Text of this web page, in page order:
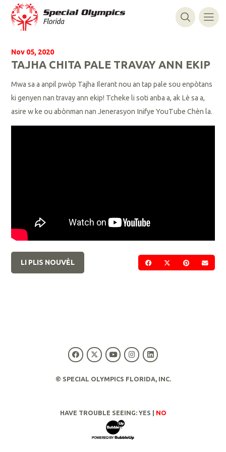
Nov 05, 2020
TAJHA CHITA PALE TRAVAY ANN EKIP
Mwa sa a anpil pwòp Tajha Ilerant nou an tap pale sou enpòtans
ki genyen nan travay ann ekip! Tcheke li soti anba a, ak Lè sa a,
asire w ke ou abònman nan Jenerasyon Inifye YouTube Chèn la.
PATAJE SOUPATAJE SOU
PATAJE
LI PLIS NOUVÈL
© SPECIAL OLYMPICS FLORIDA, INC.
HAVE TROUBLE SEEING: YES NO